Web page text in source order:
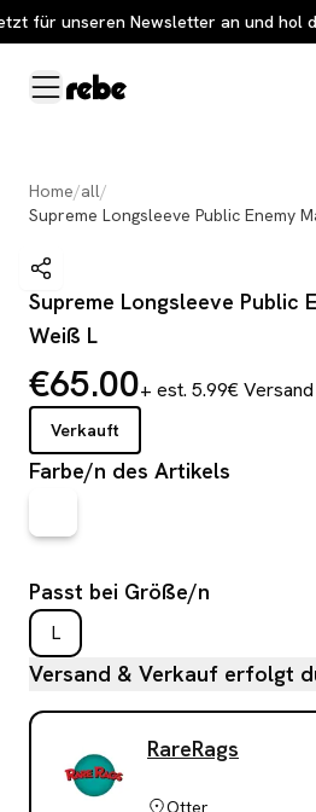
für unseren Newsletter an und hol
Home/all/
Supreme Longsleeve Public Enemy
Supreme Longsleeve Public
Weiß L
€65.00+ est. 5.99€ Versand
Verkauft
Farbe/n des Artikels
Passt bei Größe/n
L
Versand & Verkauf erfolgt
RareRags
Otter